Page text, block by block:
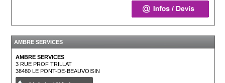
AMBRE SERVICES
AMBRE SERVICES
3 RUE PROF TRILLAT
38480LE PONT-DE-BEAUVOISIN